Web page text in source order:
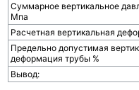
Суммарное вертикальное
Мпа
Расчетная вертикальная
Предельно допустимая
деформация трубы %
Вывод: